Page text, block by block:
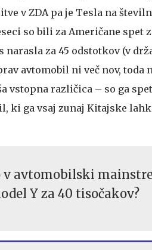
v ZDA pa je Tesla na
so bili za Američane spet
za 45 odstotkov (v
avtomobil ni več nov, toda
vstopna različica – so ga
ki ga vsaj zunaj Kitajske
v avtomobilski
Y za 40 tisočakov?